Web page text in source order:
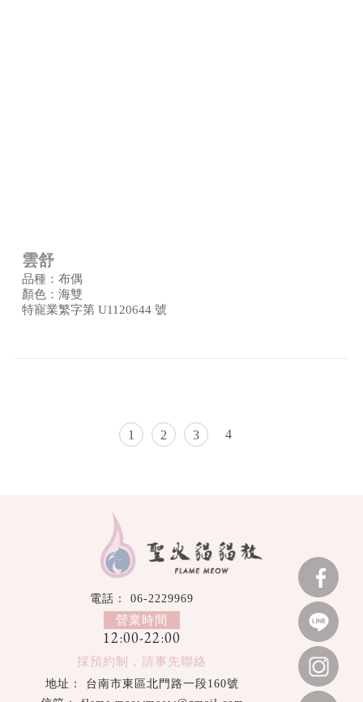
雲舒
品種：布偶
顏色：海雙
特寵業繁字第 U1120644 號
1 2 3 4
06-2229969
12:00-22:00
台南市東區北門路一段160號